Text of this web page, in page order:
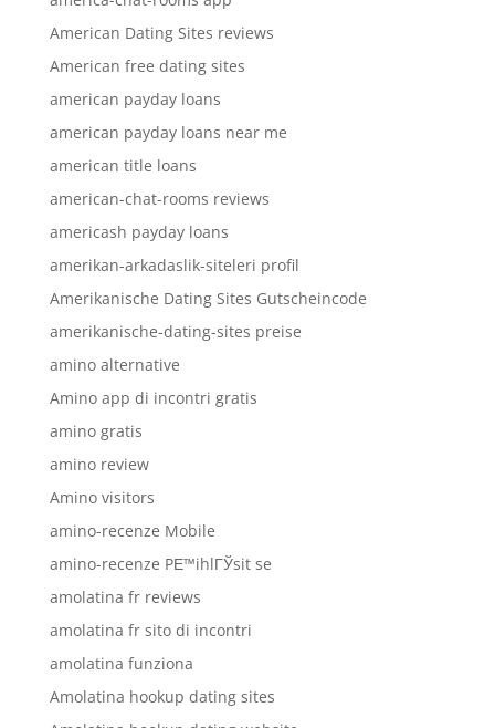
American Dating Sites reviews
American free dating sites
american payday loans
american payday loans near me
american title loans
american-chat-rooms reviews
americash payday loans
amerikan-arkadaslik-siteleri profil
Amerikanische Dating Sites Gutscheincode
amerikanische-dating-sites preise
amino alternative
Amino app di incontri gratis
amino gratis
amino review
Amino visitors
amino-recenze Mobile
amino-recenze PЕ™ihlГЎsit se
amolatina fr reviews
amolatina fr sito di incontri
amolatina funziona
Amolatina hookup dating sites